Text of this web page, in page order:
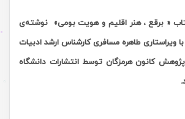
« برقع ، هنر اقلیم و هویت بومی»
نوشته‌ی
ویراستاری طاهره مسافری کارشناس ارشد ادبیات
کانون هرمزگان توسط انتشارات دانشگاه